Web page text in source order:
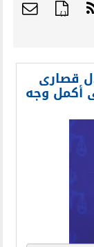
{ }
قصارى
أكمل وجه